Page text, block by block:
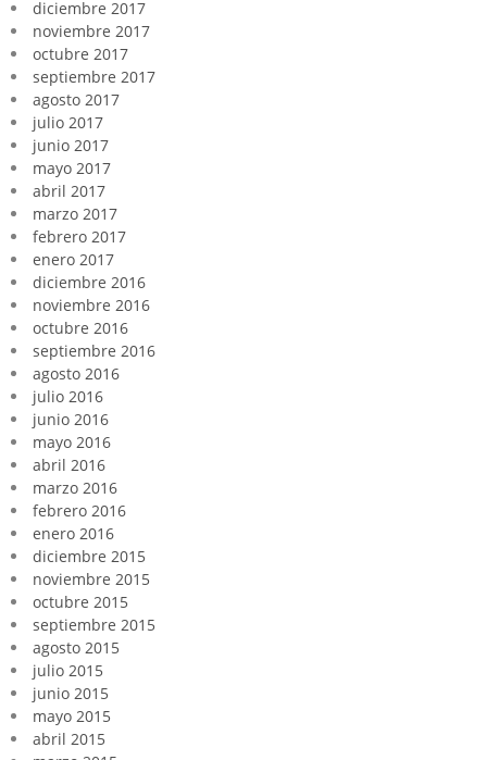
diciembre 2017
noviembre 2017
octubre 2017
septiembre 2017
agosto 2017
julio 2017
junio 2017
mayo 2017
abril 2017
marzo 2017
febrero 2017
enero 2017
diciembre 2016
noviembre 2016
octubre 2016
septiembre 2016
agosto 2016
julio 2016
junio 2016
mayo 2016
abril 2016
marzo 2016
febrero 2016
enero 2016
diciembre 2015
noviembre 2015
octubre 2015
septiembre 2015
agosto 2015
julio 2015
junio 2015
mayo 2015
abril 2015